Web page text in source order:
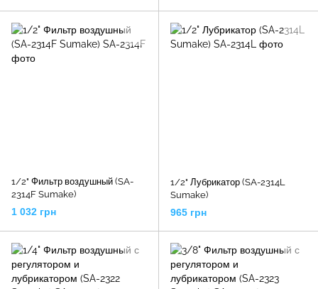
1/2" Фильтр воздушный (SA-
2314F Sumake)
1 032 грн
1/2" Лубрикатор (SA-2314L
Sumake)
965 грн